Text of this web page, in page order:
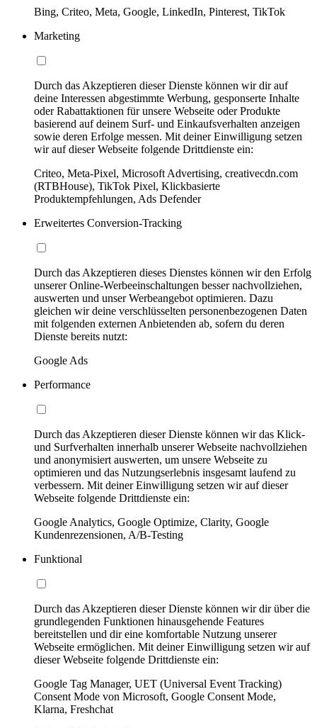
Bing, Criteo, Meta, Google, LinkedIn, Pinterest, TikTok
Marketing
Durch das Akzeptieren dieser Dienste können wir dir auf
deine Interessen abgestimmte Werbung, gesponserte Inhalte
oder Rabattaktionen für unsere Webseite oder Produkte
basierend auf deinem Surf- und Einkaufsverhalten anzeigen
sowie deren Erfolge messen. Mit deiner Einwilligung setzen
wir auf dieser Webseite folgende Drittdienste ein:
Criteo, Meta-Pixel, Microsoft Advertising, creativecdn.com
(RTBHouse), TikTok Pixel, Klickbasierte
Produktempfehlungen, Ads Defender
Erweitertes Conversion-Tracking
Durch das Akzeptieren dieses Dienstes können wir den Erfolg
unserer Online-Werbeeinschaltungen besser nachvollziehen,
auswerten und unser Werbeangebot optimieren. Dazu
gleichen wir deine verschlüsselten personenbezogenen Daten
mit folgenden externen Anbietenden ab, sofern du deren
Dienste bereits nutzt:
Google Ads
Performance
Durch das Akzeptieren dieser Dienste können wir das Klick-
und Surfverhalten innerhalb unserer Webseite nachvollziehen
und anonymisiert auswerten, um unsere Webseite zu
optimieren und das Nutzungserlebnis insgesamt laufend zu
verbessern. Mit deiner Einwilligung setzen wir auf dieser
Webseite folgende Drittdienste ein:
Google Analytics, Google Optimize, Clarity, Google
Kundenrezensionen, A/B-Testing
Funktional
Durch das Akzeptieren dieser Dienste können wir dir über die
grundlegenden Funktionen hinausgehende Features
bereitstellen und dir eine komfortable Nutzung unserer
Webseite ermöglichen. Mit deiner Einwilligung setzen wir auf
dieser Webseite folgende Drittdienste ein:
Google Tag Manager, UET (Universal Event Tracking)
Consent Mode von Microsoft, Google Consent Mode,
Klarna, Freshchat